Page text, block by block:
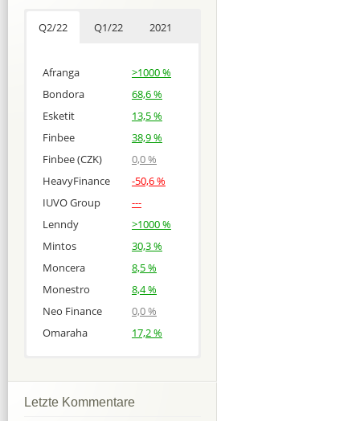
Q2/22 Q1/22 2021
Afranga
>1000 %
Bondora
68,6 %
Esketit
13,5 %
Finbee
38,9 %
Finbee (CZK)
0,0 %
HeavyFinance
-50,6 %
IUVO Group
---
Lenndy
>1000 %
Mintos
30,3 %
Moncera
8,5 %
Monestro
8,4 %
Neo Finance
0,0 %
Omaraha
17,2 %
Bondora
Bondora
Letzte Kommentare